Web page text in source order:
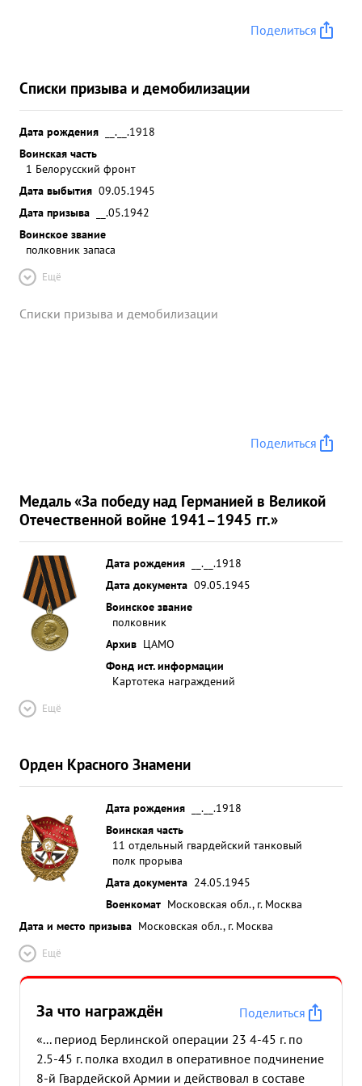
Поделиться
Списки призыва и демобилизации
Дата рождения
__.__.1918
Воинская часть
1 Белорусский фронт
Дата выбытия 09.05.1945
Дата призыва
__.05.1942
Воинское звание
полковник запаса
Ещё
Списки призыва и демобилизации
Поделиться
Медаль «За победу над Германией в Великой
Отечественной войне 1941–1945 гг.»
Дата рождения
__.__.1918
Дата документа 09.05.1945
Воинское звание
полковник
Архив ЦАМО
Фонд ист. информации
Картотека награждений
Ещё
Орден Красного Знамени
Дата рождения
__.__.1918
Воинская часть
11 отдельный гвардейский танковый
полк прорыва
Дата документа 24.05.1945
Военкомат Московская обл., г. Москва
Дата и место призыва Московская обл., г. Москва
Ещё
За что награждён
Поделиться
«... период Берлинской операции 23 4-45 г. по
2.5-45 г. полка входил в оперативное подчинение
8-й Гвардейской Армии и действовал в составе